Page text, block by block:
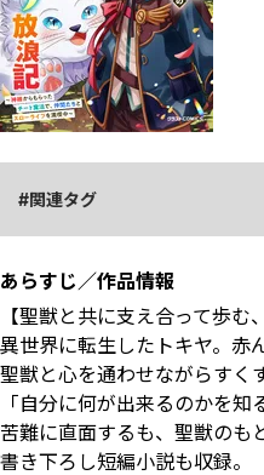
関連タグ
あらすじ／作品情報
【聖獣と共に支え合って歩
異世界に転生したトキヤ。赤
聖獣と心を通わせながらすく
「――自分に何が出来るのか
苦難に直面するも、聖獣のも
書き下ろし短編小説も収録。